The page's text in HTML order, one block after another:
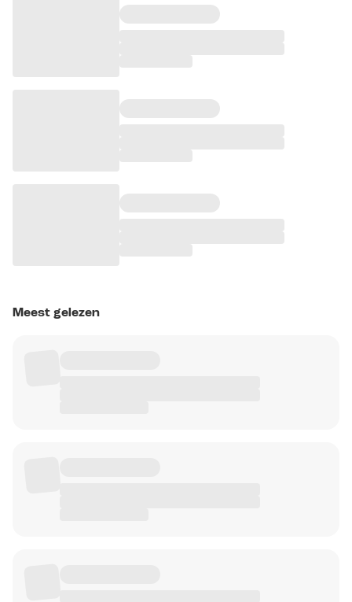
Meest gelezen